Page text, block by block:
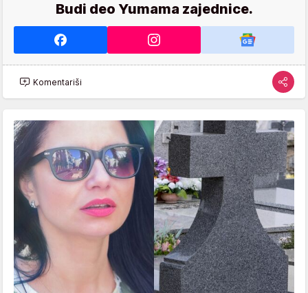
Budi deo Yumama zajednice.
Komentariši